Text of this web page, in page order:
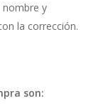
nombre y
la corrección.
son: